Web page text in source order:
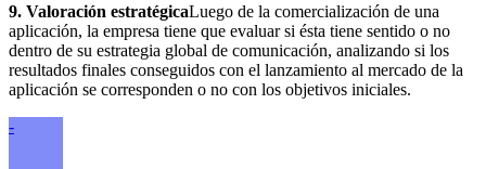
9. Valoración estratégicaLuego de la comercialización de una
aplicación, la empresa tiene que evaluar si ésta tiene sentido o no
dentro de su estrategia global de comunicación, analizando si los
resultados finales conseguidos con el lanzamiento al mercado de la
aplicación se corresponden o no con los objetivos iniciales.
-